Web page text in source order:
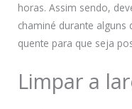
horas. Assim sendo,
chaminé durante
quente para que seja
Limpar a